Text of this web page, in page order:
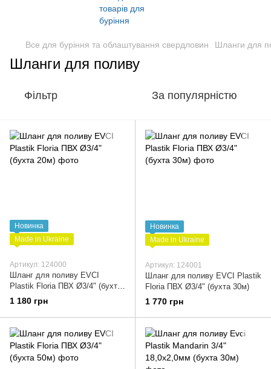
Все для буріння та облаштування свердловин Шланги для
Шланги для поливу
Фільтр За популярністю
Новинка
Made in Ukraine
Артикул: 124000
Шланг для поливу EVCI
Plastik Floria ПВХ Ø3/4" (бухта
20м)
1 180 грн
Новинка
Made in Ukraine
Артикул: 124001
Шланг для поливу EVCI Plastik
Floria ПВХ Ø3/4" (бухта 30м)
1 770 грн